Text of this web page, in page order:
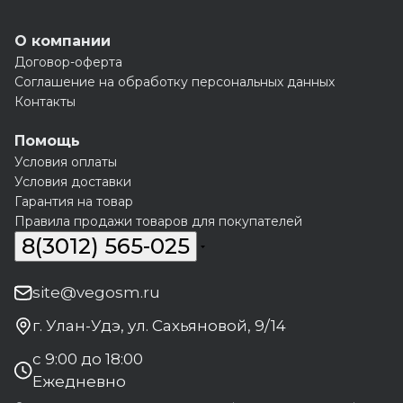
О компании
Договор-оферта
Соглашение на обработку персональных данных
Контакты
Помощь
Условия оплаты
Условия доставки
Гарантия на товар
Правила продажи товаров для покупателей
8(3012) 565-025
site@vegosm.ru
г. Улан-Удэ, ул. Сахьяновой, 9/14
с 9:00 до 18:00
Ежедневно